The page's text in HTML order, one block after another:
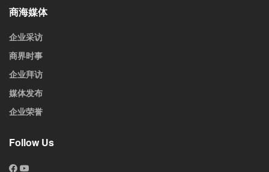
商海媒体
企业采访
商界时事
企业拜访
媒体发布
企业荣誉
Follow Us